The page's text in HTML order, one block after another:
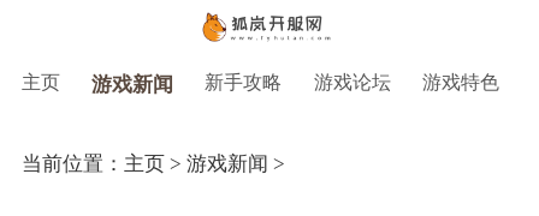
主页 游戏新闻 新手攻略 游戏论坛 游戏特色
当前位置： 主页> 游戏新闻 >